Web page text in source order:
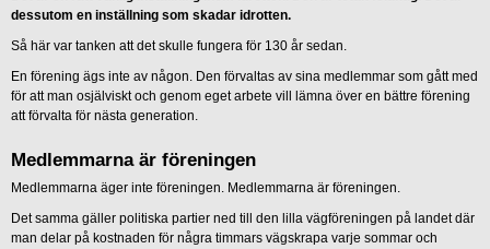
dessutom en inställning som skadar idrotten.
Så här var tanken att det skulle fungera för 130 år sedan.
En förening ägs inte av någon. Den förvaltas av sina medlemmar som gått med
för att man osjälviskt och genom eget arbete vill lämna över en bättre förening
att förvalta för nästa generation.
Medlemmarna är föreningen
Medlemmarna äger inte föreningen. Medlemmarna är föreningen.
Det samma gäller politiska partier ned till den lilla vägföreningen på landet där
man delar på kostnaden för några timmars vägskrapa varje sommar och